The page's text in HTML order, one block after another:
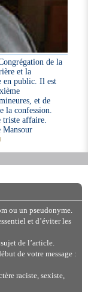
de la
et la
en public. Il est
et de
la confession.
triste affaire.
Mansour
ou un pseudonyme.
et d’éviter les
de l’article.
de votre message :
raciste, sexiste,